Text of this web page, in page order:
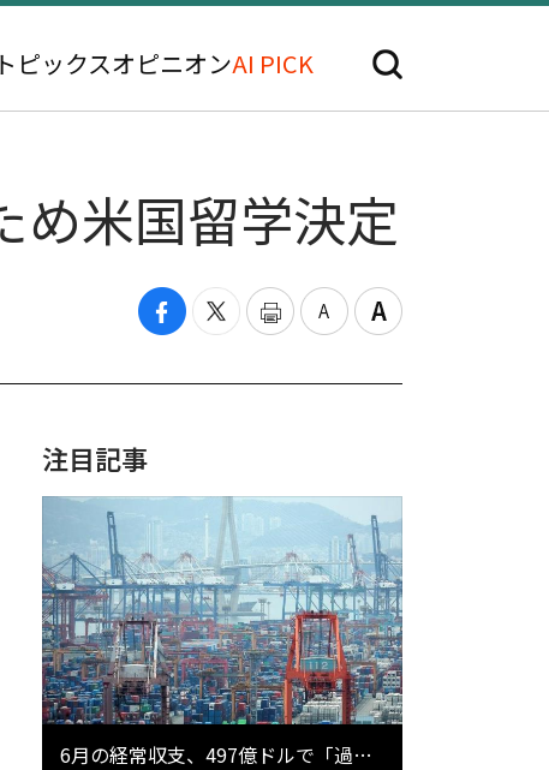
トピックスオピニオンAI PICK
め米国留学決定
注目記事
6月の経常収支、497億ドルで「過去